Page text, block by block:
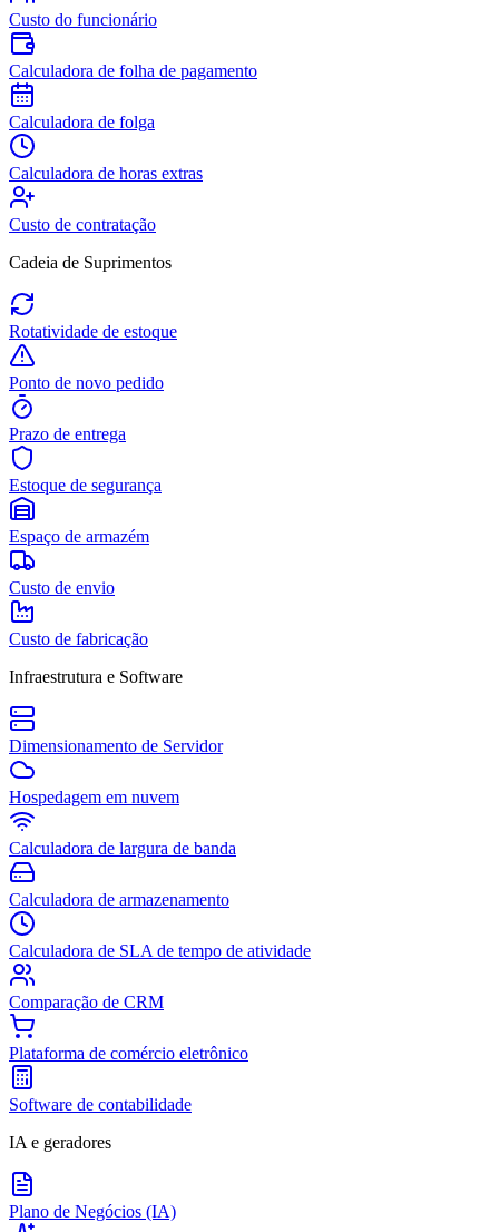
Custo do funcionário
Calculadora de folha de pagamento
Calculadora de folga
Calculadora de horas extras
Custo de contratação
Cadeia de Suprimentos
Rotatividade de estoque
Ponto de novo pedido
Prazo de entrega
Estoque de segurança
Espaço de armazém
Custo de envio
Custo de fabricação
Infraestrutura e Software
Dimensionamento de Servidor
Hospedagem em nuvem
Calculadora de largura de banda
Calculadora de armazenamento
Calculadora de SLA de tempo de atividade
Comparação de CRM
Plataforma de comércio eletrônico
Software de contabilidade
IA e geradores
Plano de Negócios (IA)